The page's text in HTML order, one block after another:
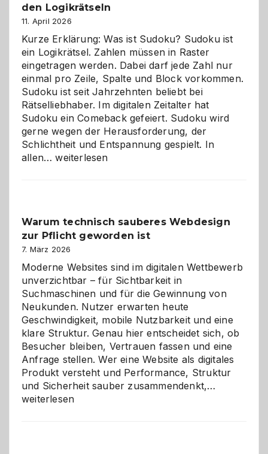
den Logikrätseln
11. April 2026
Kurze Erklärung: Was ist Sudoku? Sudoku ist
ein Logikrätsel. Zahlen müssen in Raster
eingetragen werden. Dabei darf jede Zahl nur
einmal pro Zeile, Spalte und Block vorkommen.
Sudoku ist seit Jahrzehnten beliebt bei
Rätselliebhaber. Im digitalen Zeitalter hat
Sudoku ein Comeback gefeiert. Sudoku wird
gerne wegen der Herausforderung, der
Schlichtheit und Entspannung gespielt. In
allen…Sudoku
den
Logikrätseln
weiterlesen
Warum technisch sauberes Webdesign
zur Pflicht geworden ist
7. März 2026
Moderne Websites sind im digitalen Wettbewerb
unverzichtbar – für Sichtbarkeit in
Suchmaschinen und für die Gewinnung von
Neukunden. Nutzer erwarten heute
Geschwindigkeit, mobile Nutzbarkeit und eine
klare Struktur. Genau hier entscheidet sich, ob
Besucher bleiben, Vertrauen fassen und eine
Anfrage stellen. Wer eine Website als digitales
Produkt versteht und Performance, Struktur
und Sicherheit sauber zusammendenkt,…
weiterlesen